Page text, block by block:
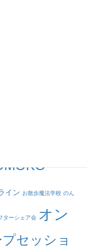
イン お散歩魔法学校 のん
ターシェア会 オン
セッショ